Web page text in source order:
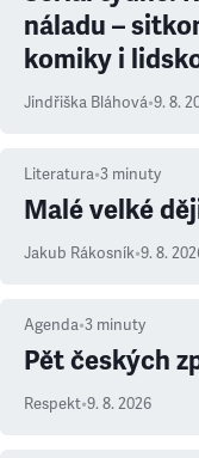
náladu –
komiky i
Jindřiška Bláhová•9. 8.
Literatura•3 minuty
Malé velké
Jakub Rákosník•9. 8.
Agenda•3 minuty
Pět českých
Respekt•9. 8. 2026